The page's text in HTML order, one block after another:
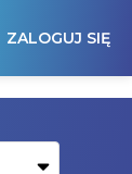
ZALOGUJ SIĘ